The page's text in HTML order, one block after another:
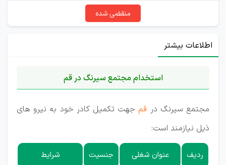
منقضی شده
اطلاعات بیشتر
استخدام مجتمع سیرنگ در قم
مجتمع سیرنگ در قم جهت تکمیل کادر خود به نیرو های
ذیل نیازمند است:
ردیف عنوان شغلی جنسیت شرایط